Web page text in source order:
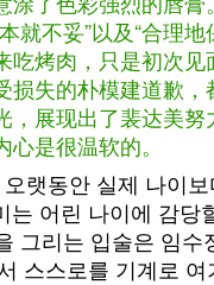
就不妥”以及“合理
烤肉，只是初次
失的朴模建道歉
展现出了裴达美
是很温软的。
랫동안 실제 나
는 어린 나이에 감
그리는 입술은 임
스스로를 기계로